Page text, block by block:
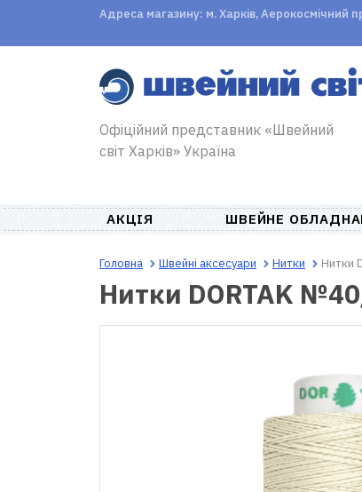
Адреса магазину: м. Харків, Аерокосмічний
Офіційний представник «Швейний
світ Харків» Україна
АКЦІЯ ШВЕЙНЕ
Головна Швейні аксесуари Нитки Нитки
Нитки DORTAK